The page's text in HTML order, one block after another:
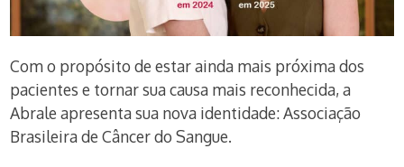
Com o propósito de estar ainda mais próxima dos
pacientes e tornar sua causa mais reconhecida, a
Abrale apresenta sua nova identidade: Associação
Brasileira de Câncer do Sangue.